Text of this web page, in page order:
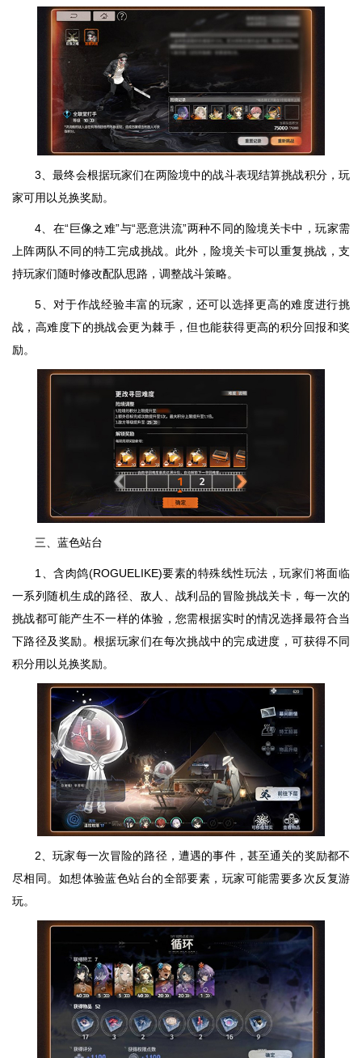
3、最终会根据玩家们在两险境中的战斗表现结算挑战积分，玩
家可用以兑换奖励。
4、在“巨像之难”与“恶意洪流”两种不同的险境关卡中，玩家需
上阵两队不同的特工完成挑战。此外，险境关卡可以重复挑战，支
持玩家们随时修改配队思路，调整战斗策略。
5、对于作战经验丰富的玩家，还可以选择更高的难度进行挑
战，高难度下的挑战会更为棘手，但也能获得更高的积分回报和奖
励。
三、蓝色站台
1、含肉鸽(ROGUELIKE)要素的特殊线性玩法，玩家们将面临
一系列随机生成的路径、敌人、战利品的冒险挑战关卡，每一次的
挑战都可能产生不一样的体验，您需根据实时的情况选择最符合当
下路径及奖励。根据玩家们在每次挑战中的完成进度，可获得不同
积分用以兑换奖励。
2、玩家每一次冒险的路径，遭遇的事件，甚至通关的奖励都不
尽相同。如想体验蓝色站台的全部要素，玩家可能需要多次反复游
玩。